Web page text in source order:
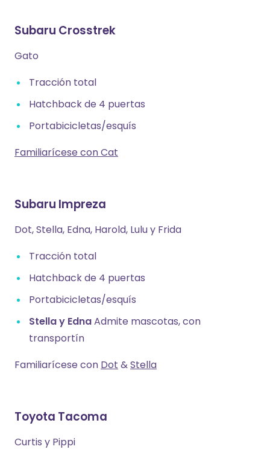
Subaru Crosstrek
Gato
Tracción total
Hatchback de 4 puertas
Portabicicletas/esquís
Familiarícese con Cat
Subaru Impreza
Dot, Stella, Edna, Harold, Lulu y Frida
Tracción total
Hatchback de 4 puertas
Portabicicletas/esquís
Stella y EdnaAdmite mascotas, con
transportín
Familiarícese con Dot &Stella
Toyota Tacoma
Curtis y Pippi